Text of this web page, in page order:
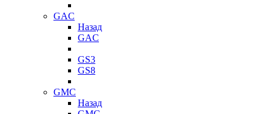
GAC
Назад
GAC
GS3
GS8
GMC
Назад